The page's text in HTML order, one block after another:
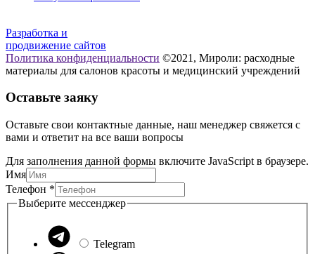
Разработка и
продвижение сайтов
Политика конфиденциальности ©2021, Мироли: расходные
материалы для салонов красоты и медицинский учреждений
Оставьте заяку
Оставьте свои контактные данные, наш менеджер свяжется с
вами и ответит на все ваши вопросы
Для заполнения данной формы включите JavaScript в браузере.
Имя
мессенджер
Имя
Телефон *
Выберите мессенджер
Telegram